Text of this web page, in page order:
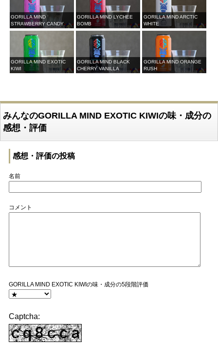
GORILLA MIND
STRAWBERRY CANDY
GORILLA MIND LYCHEE
BOMB
GORILLA MIND ARCTIC
WHITE
GORILLA MIND EXOTIC
KIWI
GORILLA MIND BLACK
CHERRY VANILLA
GORILLA MIND ORANGE
RUSH
みんなのGORILLA MIND EXOTIC KIWIの味・成分の
感想・評価
感想・評価の投稿
名前
コメント
GORILLA MIND EXOTIC KIWIの味・成分の5段階評価
Captcha: